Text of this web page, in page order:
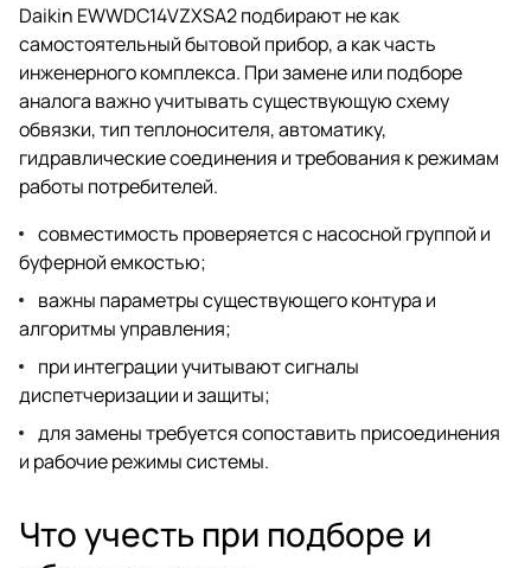
Daikin EWWDC14VZXSA2 подбирают не как
самостоятельный бытовой прибор, а как часть
инженерного комплекса. При замене или подборе
аналога важно учитывать существующую схему
обвязки, тип теплоносителя, автоматику,
гидравлические соединения и требования к режимам
работы потребителей.
совместимость проверяется с насосной группой и
буферной емкостью;
важны параметры существующего контура и
алгоритмы управления;
при интеграции учитывают сигналы
диспетчеризации и защиты;
для замены требуется сопоставить присоединения
и рабочие режимы системы.
Что учесть при подборе и